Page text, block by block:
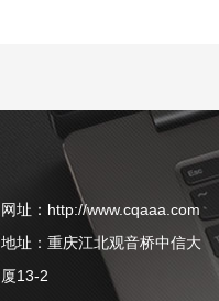
网址：http://www.cqaaa.com
地址：重庆江北观音桥中信大
厦13-2